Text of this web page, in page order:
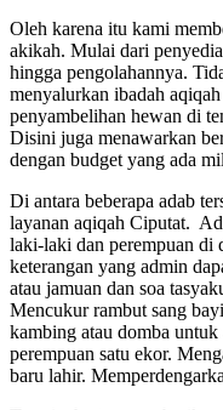
Oleh karena itu kami
akikah. Mulai dari
hingga pengolahannya.
menyalurkan ibadah
penyambelihan hewan di
Disini juga menawarkan
dengan budget yang ada
Di antara beberapa adab
layanan aqiqah Ciputat.
laki-laki dan perempuan di
keterangan yang admin
atau jamuan dan soa
Mencukur rambut sang
kambing atau domba
perempuan satu ekor.
baru lahir.